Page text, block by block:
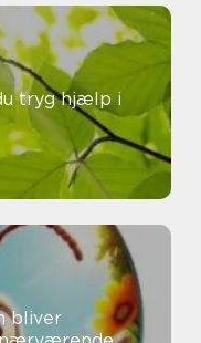
bliver